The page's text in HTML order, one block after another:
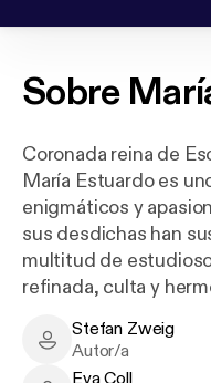
Sobre
Coronada reina de
María Estuardo es
enigmáticos y
sus desdichas han
multitud de
refinada, culta y
protestantes, la
Inglaterra, así como
Stefan Zweig - Author
Stefan Zweig
Autor/a
Eva Coll